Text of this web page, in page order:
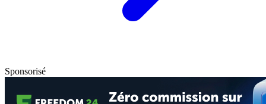
Sponsorisé